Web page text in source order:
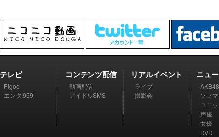
テレビ
Pigoo
エンタ!959
コンテンツ配信
動画配信
アイドルSMS
リアルイベント
ライブ
撮影会
ニュ
AKB48
ソフ
ユニ
声優
女優
DVD